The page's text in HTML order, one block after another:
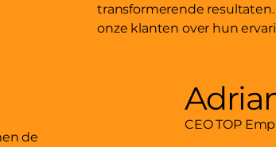
transformerende
onze klanten over hun
de
CEO TOP